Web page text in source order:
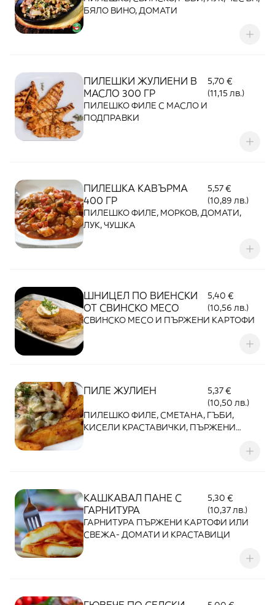
БЯЛО ВИНО, ДОМАТИ
ПИЛЕШКИ ЖУЛИЕНИ В
МАСЛО 300 ГР
5,70 €
(11,15 лв.)
ПИЛЕШКО ФИЛЕ С МАСЛО И
ПОДПРАВКИ
ПИЛЕШКА КАВЪРМА
400 ГР
5,57 €
(10,89 лв.)
ПИЛЕШКО ФИЛЕ, МОРКОВ, ДОМАТИ,
ЛУК, ЧУШКА
ШНИЦЕЛ ПО ВИЕНСКИ
ОТ СВИНСКО МЕСО
5,40 €
(10,56 лв.)
СВИНСКО МЕСО И ПЪРЖЕНИ КАРТОФИ
ПИЛЕ ЖУЛИЕН
5,37 €
(10,50 лв.)
ПИЛЕШКО ФИЛЕ, СМЕТАНА, ГЪБИ,
КИСЕЛИ КРАСТАВИЧКИ, ПЪРЖЕНИ
КАШКАВАЛ ПАНЕ С
ГАРНИТУРА
5,30 €
(10,37 лв.)
ГАРНИТУРА ПЪРЖЕНИ КАРТОФИ ИЛИ
СВЕЖА- ДОМАТИ И КРАСТАВИЦИ